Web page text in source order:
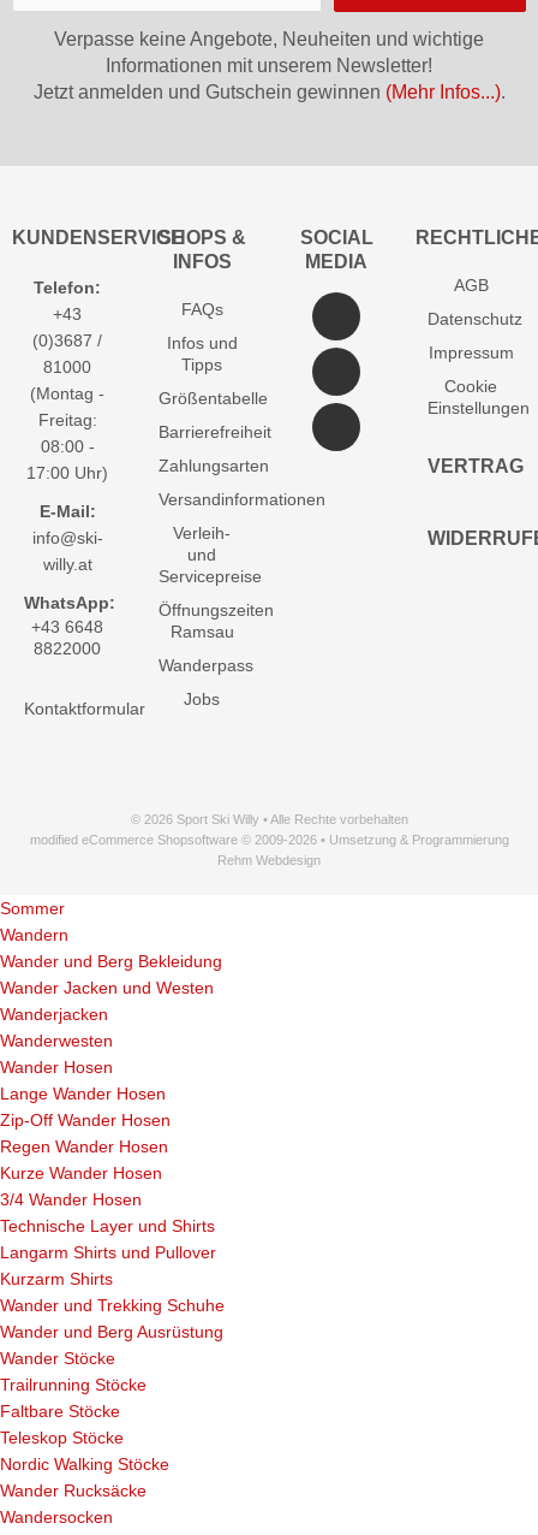
Verpasse keine Angebote, Neuheiten und wichtige
Informationen mit unserem Newsletter!
Jetzt anmelden und Gutschein gewinnen (Mehr Infos...).
KUNDENSERVICE
Telefon:
+43
(0)3687 /
81000
(Montag -
Freitag:
08:00 -
17:00 Uhr)
E-Mail:
info@ski-
willy.at
WhatsApp:
+43 6648
8822000
Kontaktformular
SHOPS &
INFOS
FAQs
Infos und
Tipps
Größentabelle
Barrierefreiheit
Zahlungsarten
Versandinformationen
Verleih-
und
Servicepreise
Öffnungszeiten
Ramsau
Wanderpass
Jobs
SOCIAL
MEDIA
AGB
Datenschutz
Impressum
Cookie
Einstellungen
VERTRAG
© 2026 Sport Ski Willy • Alle Rechte vorbehalten
modified eCommerce Shopsoftware © 2009-2026 • Umsetzung & Programmierung
Rehm Webdesign
Sommer
Wandern
Wander und Berg Bekleidung
Wander Jacken und Westen
Wanderjacken
Wanderwesten
Wander Hosen
Lange Wander Hosen
Zip-Off Wander Hosen
Regen Wander Hosen
Kurze Wander Hosen
3/4 Wander Hosen
Technische Layer und Shirts
Langarm Shirts und Pullover
Kurzarm Shirts
Wander und Trekking Schuhe
Wander und Berg Ausrüstung
Wander Stöcke
Trailrunning Stöcke
Faltbare Stöcke
Teleskop Stöcke
Nordic Walking Stöcke
Wander Rucksäcke
Wandersocken